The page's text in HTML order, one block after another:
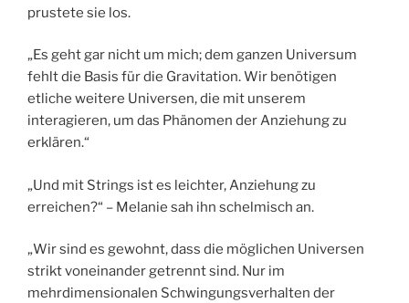
prustete sie los.
„Es geht gar nicht um mich; dem ganzen Universum
fehlt die Basis für die Gravitation. Wir benötigen
etliche weitere Universen, die mit unserem
interagieren, um das Phänomen der Anziehung zu
erklären.“
„Und mit Strings ist es leichter, Anziehung zu
erreichen?“ – Melanie sah ihn schelmisch an.
„Wir sind es gewohnt, dass die möglichen Universen
strikt voneinander getrennt sind. Nur im
mehrdimensionalen Schwingungsverhalten der